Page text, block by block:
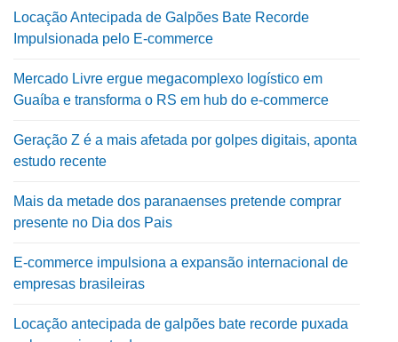
Locação Antecipada de Galpões Bate Recorde
Impulsionada pelo E-commerce
Mercado Livre ergue megacomplexo logístico em
Guaíba e transforma o RS em hub do e-commerce
Geração Z é a mais afetada por golpes digitais, aponta
estudo recente
Mais da metade dos paranaenses pretende comprar
presente no Dia dos Pais
E-commerce impulsiona a expansão internacional de
empresas brasileiras
Locação antecipada de galpões bate recorde puxada